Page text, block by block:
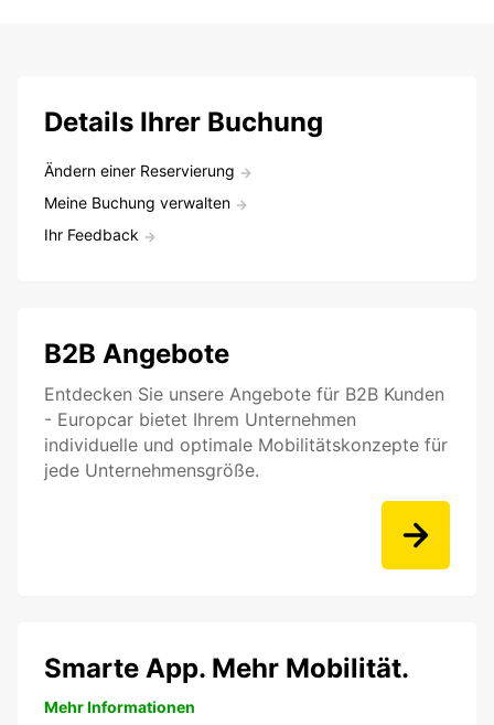
Details Ihrer Buchung
Ändern einer Reservierung
Meine Buchung verwalten
Ihr Feedback
B2B Angebote
Entdecken Sie unsere Angebote für B2B Kunden
- Europcar bietet Ihrem Unternehmen
individuelle und optimale Mobilitätskonzepte für
jede Unternehmensgröße.
Smarte App. Mehr Mobilität.
Mehr Informationen